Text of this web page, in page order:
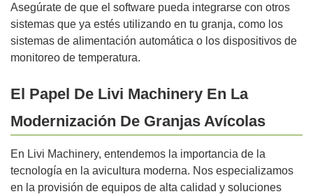
Asegúrate de que el software pueda integrarse con otros
sistemas que ya estés utilizando en tu granja, como los
sistemas de alimentación automática o los dispositivos de
monitoreo de temperatura.
El Papel De Livi Machinery En La
Modernización De Granjas Avícolas
En Livi Machinery, entendemos la importancia de la
tecnología en la avicultura moderna. Nos especializamos
en la provisión de equipos de alta calidad y soluciones